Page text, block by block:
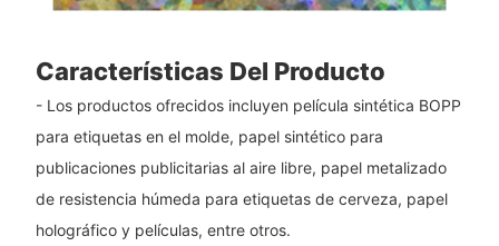
Características Del Producto
- Los productos ofrecidos incluyen película sintética BOPP
para etiquetas en el molde, papel sintético para
publicaciones publicitarias al aire libre, papel metalizado
de resistencia húmeda para etiquetas de cerveza, papel
holográfico y películas, entre otros.